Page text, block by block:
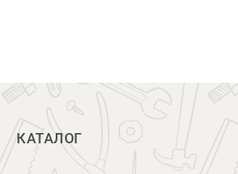
КАТАЛОГ